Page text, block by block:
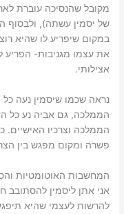
מקובל שהנסיכה עוברת
של יסמין עשתה), ולבסוף
במקום שיפריע לו שהיא
את עצמו מגניבות-
אצילותי.
נראה שכמו שיסמין נעה כל
הממלכה, גם אביה נע כל
הממלכה וצרכיו האישיים.
פשרה ומקום מפגש בין
המחשבות האוטומטיות
אני אתן ליסמין להסתובב
להרשות לעצמי שהיא